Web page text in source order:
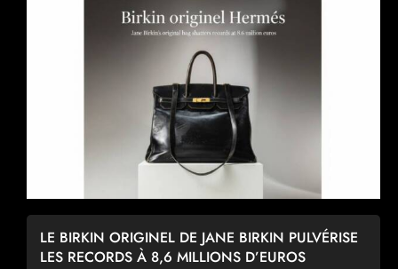
LE BIRKIN ORIGINEL DE JANE BIRKIN PULVÉRISE
LES RECORDS À 8,6 MILLIONS D’EUROS